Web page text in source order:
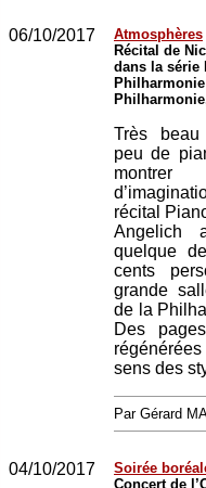
06/10/2017
Atmosphères
Récital de
dans la série
Très
peu de
récital
Angelich
quelque
cents
grande
de la
Des
sens des
Par Gérard
04/10/2017
Soirée
Concert de